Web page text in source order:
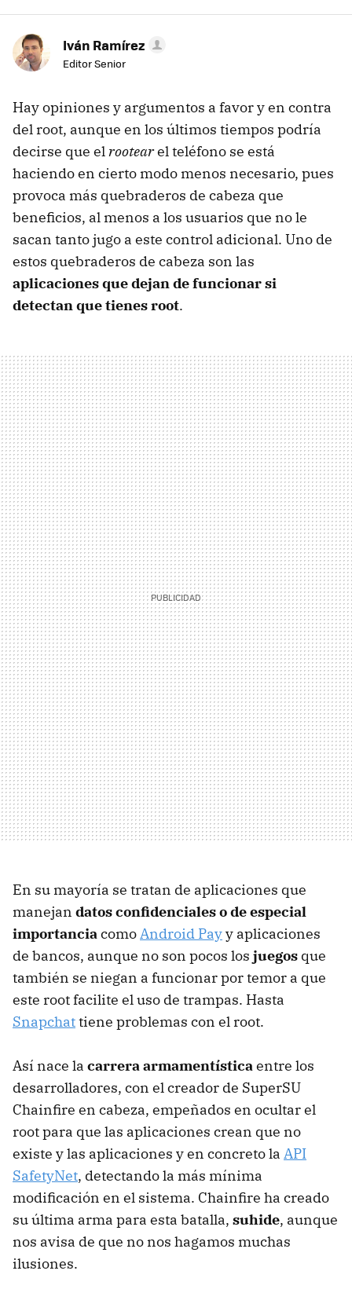
Iván Ramírez
Editor Senior
Hay opiniones y argumentos a favor y en contra
del root, aunque en los últimos tiempos podría
decirse que elrootearel teléfono se está
haciendo en cierto modo menos necesario, pues
provoca más quebraderos de cabeza que
beneficios, al menos a los usuarios que no le
sacan tanto jugo a este control adicional. Uno de
estos quebraderos de cabeza son las
aplicaciones que dejan de funcionar si
detectan que tienes root.
En su mayoría se tratan de aplicaciones que
manejan datos confidenciales o de especial
importanciacomoAndroid Payy aplicaciones
de bancos, aunque no son pocos los juegos que
también se niegan a funcionar por temor a que
este root facilite el uso de trampas. Hasta
Snapchattiene problemas con el root.
Así nace la carrera armamentísticaentre los
desarrolladores, con el creador de SuperSU
Chainfire en cabeza, empeñados en ocultar el
root para que las aplicaciones crean que no
existe y las aplicaciones y en concreto la API
SafetyNet, detectando la más mínima
modificación en el sistema. Chainfire ha creado
su última arma para esta batalla, suhide, aunque
nos avisa de que no nos hagamos muchas
ilusiones.